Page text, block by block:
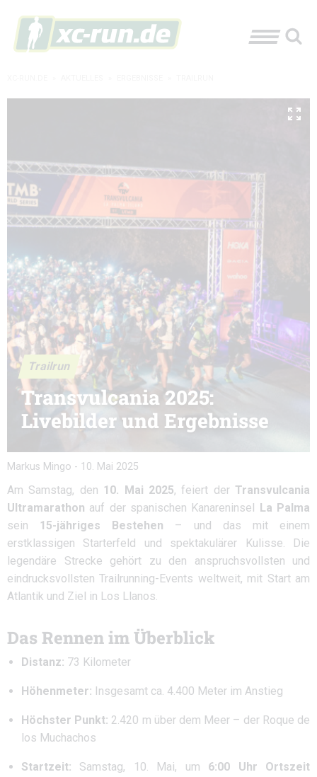
Trailrun
Transvulcania 2025:
Livebilder und Ergebnisse
Markus Mingo - 10. Mai 2025
Am Samstag, den 10. Mai 2025, feiert der Transvulcania
Ultramarathon auf der spanischen Kanareninsel La Palma
sein 15-jähriges Bestehen – und das mit einem
erstklassigen Starterfeld und spektakulärer Kulisse. Die
legendäre Strecke gehört zu den anspruchsvollsten und
eindrucksvollsten Trailrunning-Events weltweit, mit Start am
Atlantik und Ziel in Los Llanos.
Das Rennen im Überblick
Distanz: 73 Kilometer
Höhenmeter: Insgesamt ca. 4.400 Meter im Anstieg
Höchster Punkt: 2.420 m über dem Meer – der Roque de
los Muchachos
Startzeit: Samstag, 10. Mai, um 6:00 Uhr Ortszeit